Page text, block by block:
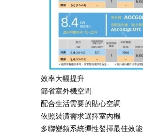
效率大幅提升
節省室外機空間
配合生活需要的貼心空調
依照裝潢需求選擇室內機
多聯變頻系統彈性發揮最佳效能